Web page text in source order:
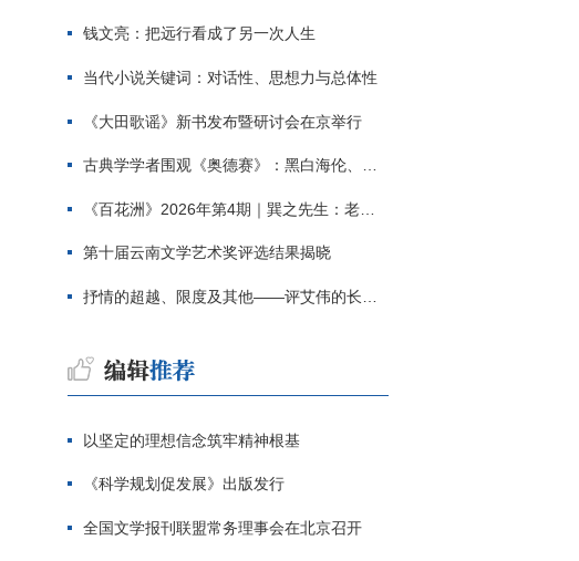
钱文亮：把远行看成了另一次人生
当代小说关键词：对话性、思想力与总体性
《大田歌谣》新书发布暨研讨会在京举行
古典学学者围观《奥德赛》：黑白海伦、佩涅罗佩的别针与神秘入侵者
《百花洲》2026年第4期｜巽之先生：老兵朱向前侧记三题
第十届云南文学艺术奖评选结果揭晓
抒情的超越、限度及其他——评艾伟的长篇小说《春歌》
以坚定的理想信念筑牢精神根基
《科学规划促发展》出版发行
全国文学报刊联盟常务理事会在北京召开